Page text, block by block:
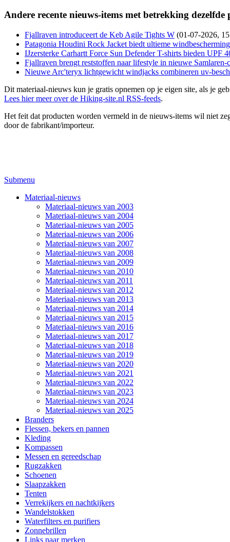
Andere recente nieuws-items met betrekking
Fjallraven introduceert de Keb Agile Tights W (01-07-2026,
Patagonia Houdini Rock Jacket biedt ultieme
IJzersterke Carhartt Force Sun Defender T-shirts bieden UPF
Fjallraven brengt reststoffen naar lifestyle in nieuwe Samlaren-
Nieuwe Arc'teryx lichtgewicht windjacks combineren uv-
Dit materiaal-nieuws kun je gratis opnemen op je eigen site, als je
Lees hier meer over de Hiking-site.nl RSS-feeds.
Het feit dat producten worden vermeld in de nieuws-items wil niet
door de fabrikant/importeur.
Submenu
Materiaal-nieuws
Materiaal-nieuws van 2003
Materiaal-nieuws van 2004
Materiaal-nieuws van 2005
Materiaal-nieuws van 2006
Materiaal-nieuws van 2007
Materiaal-nieuws van 2008
Materiaal-nieuws van 2009
Materiaal-nieuws van 2010
Materiaal-nieuws van 2011
Materiaal-nieuws van 2012
Materiaal-nieuws van 2013
Materiaal-nieuws van 2014
Materiaal-nieuws van 2015
Materiaal-nieuws van 2016
Materiaal-nieuws van 2017
Materiaal-nieuws van 2018
Materiaal-nieuws van 2019
Materiaal-nieuws van 2020
Materiaal-nieuws van 2021
Materiaal-nieuws van 2022
Materiaal-nieuws van 2023
Materiaal-nieuws van 2024
Materiaal-nieuws van 2025
Branders
Flessen, bekers en pannen
Kleding
Kompassen
Messen en gereedschap
Rugzakken
Schoenen
Slaapzakken
Tenten
Verrekijkers en nachtkijkers
Wandelstokken
Waterfilters en purifiers
Zonnebrillen
Links naar merken